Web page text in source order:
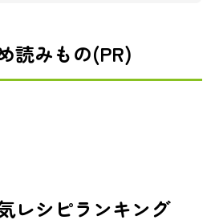
読みもの(PR)
レシピランキング